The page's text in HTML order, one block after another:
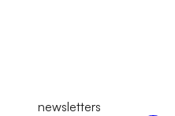
newsletters